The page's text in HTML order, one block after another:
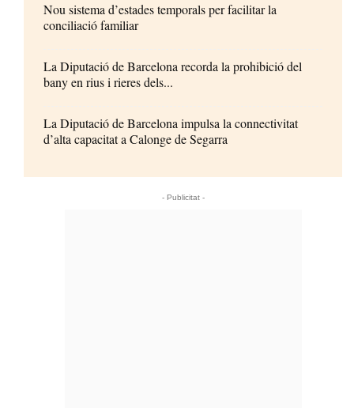
Nou sistema d’estades temporals per facilitar la
conciliació familiar
La Diputació de Barcelona recorda la prohibició del
bany en rius i rieres dels...
La Diputació de Barcelona impulsa la connectivitat
d’alta capacitat a Calonge de Segarra
- Publicitat -